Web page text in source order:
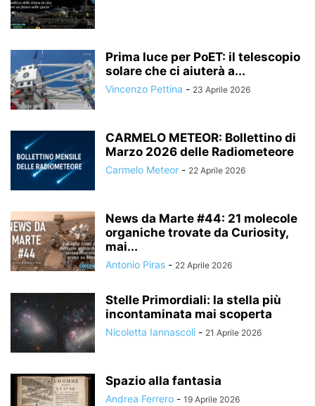
Prima luce per PoET: il telescopio
solare che ci aiuterà a...
Vincenzo Pettina - 23 Aprile 2026
CARMELO METEOR: Bollettino di
Marzo 2026 delle Radiometeore
Carmelo Meteor - 22 Aprile 2026
News da Marte #44: 21 molecole
organiche trovate da Curiosity,
mai...
Antonio Piras - 22 Aprile 2026
Stelle Primordiali: la stella più
incontaminata mai scoperta
Nicoletta Iannascoli - 21 Aprile 2026
Spazio alla fantasia
Andrea Ferrero - 19 Aprile 2026